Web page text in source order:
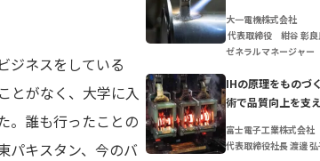
ジネスをしている
とがなく、大学に入
。誰も行ったことの
パキスタン、今のバ
大一電機株式会社
代表取締役 紺谷 彰良
ゼネラルマネージャ
IHの原理をものづ
術で品質向上を支
富士電子工業株式会社
代表取締役社長 渡邊